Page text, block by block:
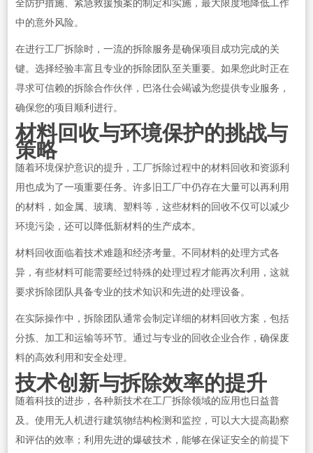
全防护措施、紧急救援预案的制定和实施，最大限度地降低工作
中的意外风险。
在进行工厂拆除时，一流的拆除服务是确保项目成功完成的关
键。选择经验丰富且专业的拆除团队至关重要。如果您此时正在
寻求可信赖的拆除合作伙伴，巴洛仕会竭诚为您提供专业服务，
确保您的项目顺利进行。
材料回收与环境保护的挑战与
策略
随着环境保护意识的提升，工厂拆除过程中的材料回收和资源利
用也成为了一项重要任务。许多旧工厂中仍存在大量可以再利用
的材料，如金属、玻璃、塑料等，这些材料的回收不仅可以减少
环境污染，还可以降低新材料的生产成本。
材料回收面临着技术难题和经济考量。不同材料的处理方式各
异，有些材料可能需要经过特殊的处理过程才能再次利用，这就
要求拆除团队具备专业的技术知识和先进的处理设备。
在实际操作中，拆除团队通常会制定详细的材料回收方案，包括
分拣、加工和运输等环节。通过与专业的回收企业合作，确保废
料的高效利用和安全处理。
技术创新与拆除效率的提升
随着科技的进步，各种新技术在工厂拆除领域的应用也日益普
及。使用无人机进行建筑物结构检测和监控，可以大大提高勘察
和评估的效率；利用先进的爆破技术，能够在保证安全的前提下